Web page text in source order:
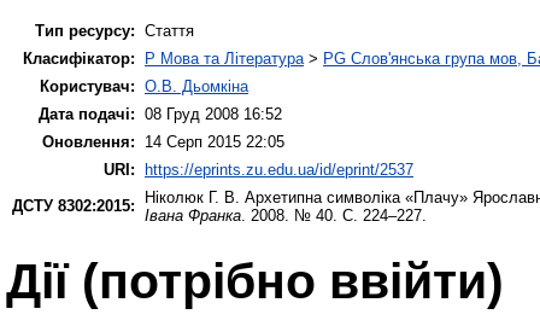
Тип ресурсу: Стаття
Класифікатор:
P Мова та Література > PG Слов'янська група мов,
Користувач: О.В. Дьомкіна
Дата подачі: 08 Груд 2008 16:52
Оновлення:
14 Серп 2015 22:05
URI: https://eprints.zu.edu.ua/id/eprint/2537
ДСТУ 8302:2015:
Ніколюк Г. В. Архетипна символіка «Плачу»
Івана Франка . 2008. № 40. С. 224–227.
Дії ​​(потрібно ввійти)